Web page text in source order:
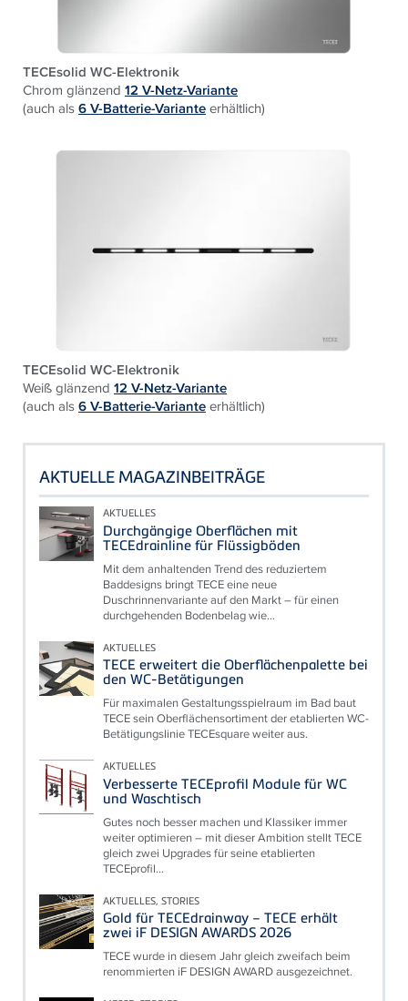
TECEsolid WC-Elektronik
Chrom glänzend 12 V-Netz-Variante
(auch als6 V-Batterie-Varianteerhältlich)
TECEsolid WC-Elektronik
Weiß glänzend 12 V-Netz-Variante
(auch als6 V-Batterie-Varianteerhältlich)
AKTUELLE MAGAZINBEITRÄGE
AKTUELLES
Durchgängige Oberflächen mit
TECEdrainline für Flüssigböden
Mit dem anhaltenden Trend des reduziertem
Baddesigns bringt TECE eine neue
Duschrinnenvariante auf den Markt – für einen
durchgehenden Bodenbelag wie...
AKTUELLES
TECE erweitert die Oberflächenpalette bei
den WC-Betätigungen
Für maximalen Gestaltungsspielraum im Bad baut
TECE sein Oberflächensortiment der etablierten WC-
Betätigungslinie TECEsquare weiter aus.
AKTUELLES
Verbesserte TECEprofil Module für WC
und Waschtisch
Gutes noch besser machen und Klassiker immer
weiter optimieren – mit dieser Ambition stellt TECE
gleich zwei Upgrades für seine etablierten
TECEprofil...
AKTUELLES, STORIES
Gold für TECEdrainway – TECE erhält
zwei iF DESIGN AWARDS 2026
TECE wurde in diesem Jahr gleich zweifach beim
renommierten iF DESIGN AWARD ausgezeichnet.